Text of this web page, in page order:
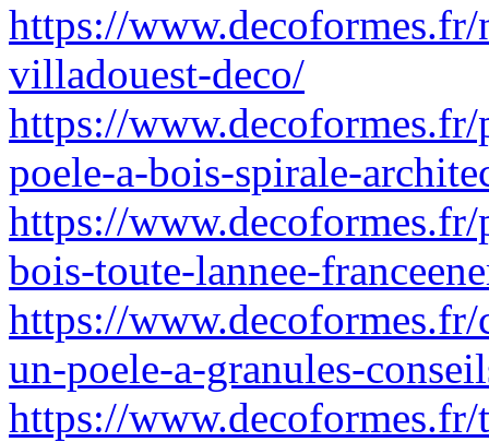
https://
villadouest-deco/
https://
poele-a-bois-spirale-
https://
bois-toute-lannee-
https://
un-poele-a-granules-
https://